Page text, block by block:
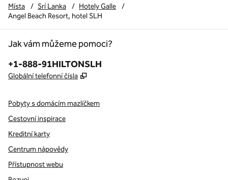
Místa / Srí Lanka / Hotely Galle
/
Angel Beach Resort, hotel SLH
Jak vám můžeme pomoci?
Telefon:
+1-888-91HILTONSLH
Globální telefonní čísla ,
Pobyty s domácím mazlíčkem
Cestovní inspirace
Kreditní karty
Centrum nápovědy
Přístupnost webu